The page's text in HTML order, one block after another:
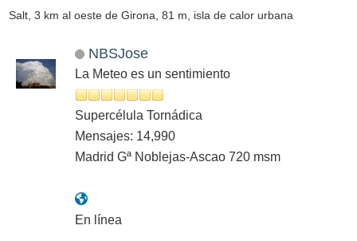
Salt, 3 km al oeste de Girona, 81 m, isla de calor urbana
NBSJose
La Meteo es un sentimiento
Supercélula Tornádica
Mensajes: 14,990
Madrid Gª Noblejas-Ascao 720 msm
En línea